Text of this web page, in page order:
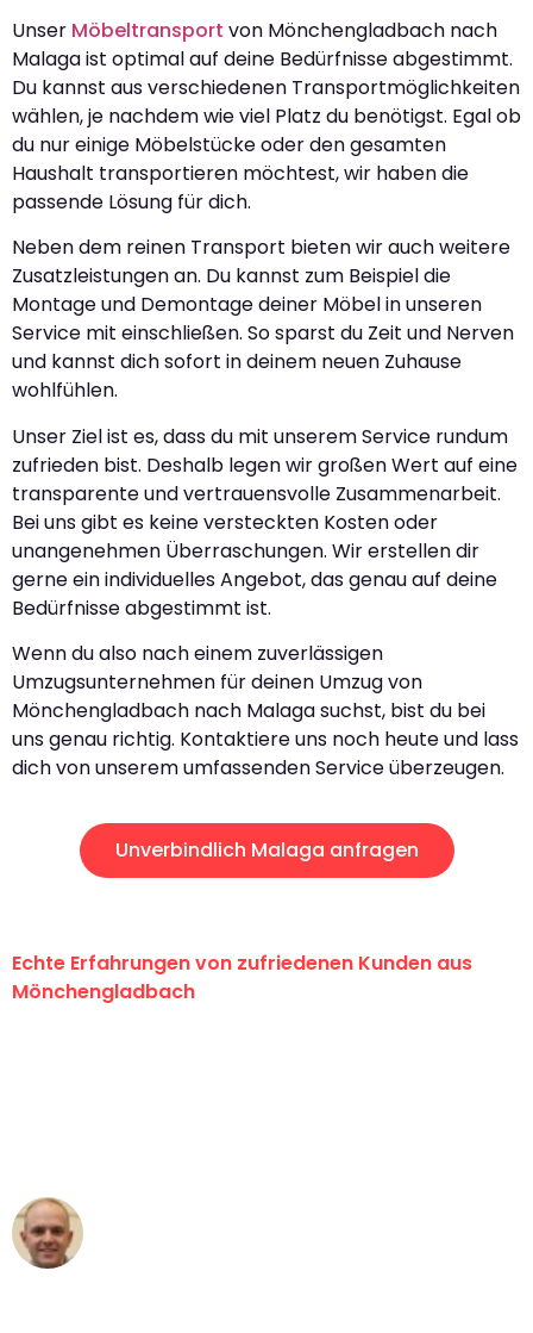
Unser Möbeltransport von Mönchengladbach nach
Malaga ist optimal auf deine Bedürfnisse abgestimmt.
Du kannst aus verschiedenen Transportmöglichkeiten
wählen, je nachdem wie viel Platz du benötigst. Egal ob
du nur einige Möbelstücke oder den gesamten
Haushalt transportieren möchtest, wir haben die
passende Lösung für dich.
Neben dem reinen Transport bieten wir auch weitere
Zusatzleistungen an. Du kannst zum Beispiel die
Montage und Demontage deiner Möbel in unseren
Service mit einschließen. So sparst du Zeit und Nerven
und kannst dich sofort in deinem neuen Zuhause
wohlfühlen.
Unser Ziel ist es, dass du mit unserem Service rundum
zufrieden bist. Deshalb legen wir großen Wert auf eine
transparente und vertrauensvolle Zusammenarbeit.
Bei uns gibt es keine versteckten Kosten oder
unangenehmen Überraschungen. Wir erstellen dir
gerne ein individuelles Angebot, das genau auf deine
Bedürfnisse abgestimmt ist.
Wenn du also nach einem zuverlässigen
Umzugsunternehmen für deinen Umzug von
Mönchengladbach nach Malaga suchst, bist du bei
uns genau richtig. Kontaktiere uns noch heute und lass
dich von unserem umfassenden Service überzeugen.
Unverbindlich Malaga anfragen
Echte Erfahrungen von zufriedenen Kunden aus
Mönchengladbach